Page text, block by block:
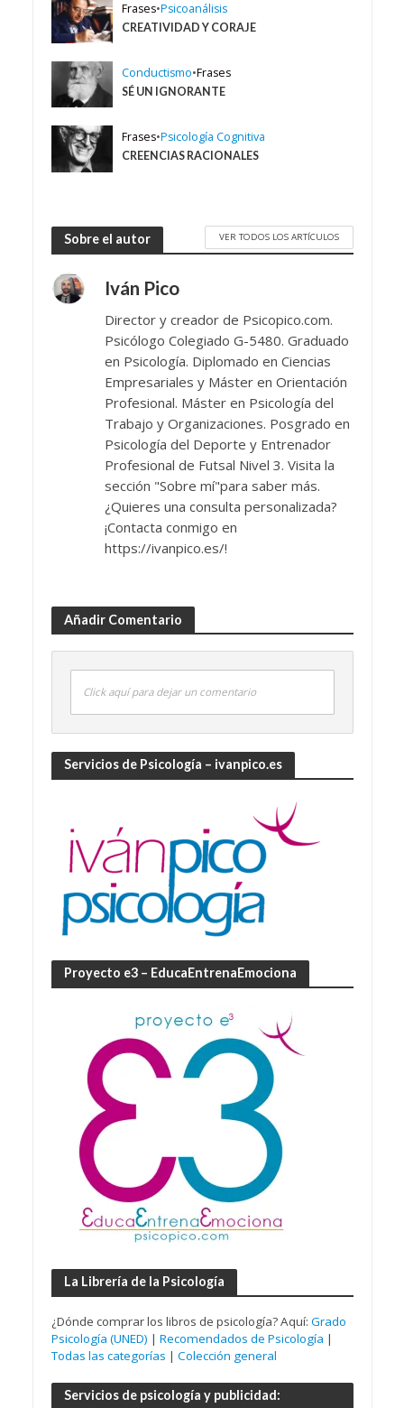
Frases•Psicoanálisis
CREATIVIDAD Y CORAJE
Conductismo•Frases
SÉ UN IGNORANTE
Frases•Psicología Cognitiva
CREENCIAS RACIONALES
Sobre el autor VER TODOS LOS ARTÍCULOS
Iván Pico
Director y creador de Psicopico.com.
Psicólogo Colegiado G-5480. Graduado
en Psicología. Diplomado en Ciencias
Empresariales y Máster en Orientación
Profesional. Máster en Psicología del
Trabajo y Organizaciones. Posgrado en
Psicología del Deporte y Entrenador
Profesional de Futsal Nivel 3. Visita la
sección "Sobre mí"para saber más.
¿Quieres una consulta personalizada?
¡Contacta conmigo en
https://ivanpico.es/!
Añadir Comentario
Click aquí para dejar un comentario
Servicios de Psicología – ivanpico.es
Proyecto e3 – EducaEntrenaEmociona
La Librería de la Psicología
¿Dónde comprar los libros de psicología? Aquí: Grado
Psicología (UNED) | Recomendados de Psicología |
Todas las categorías | Colección general
Servicios de psicología y publicidad: